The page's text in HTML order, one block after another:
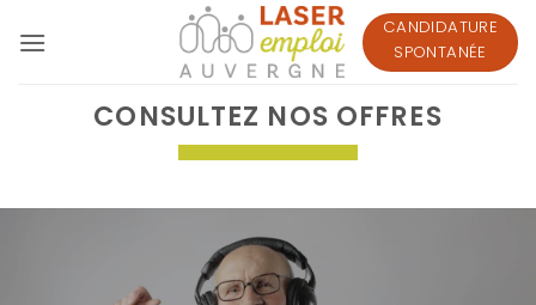
au
CANDIDATURE
SPONTANÉE
CONSULTEZ NOS OFFRES